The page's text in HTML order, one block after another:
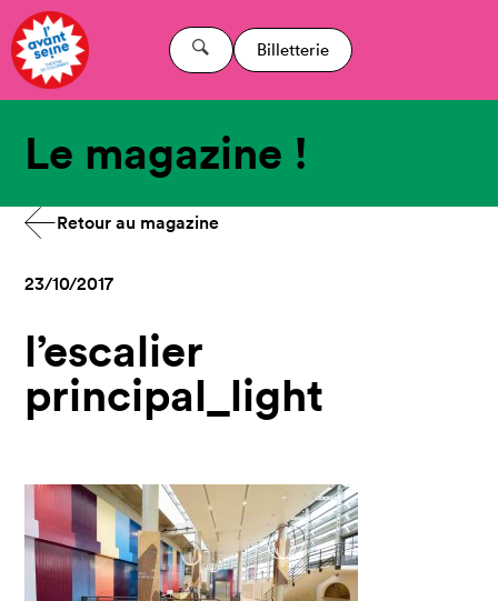
Billetterie
Le magazine !
Retour au magazine
23/10/2017
l’escalier
principal_light